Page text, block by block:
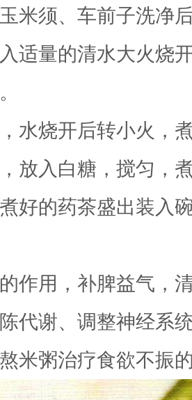
米须、车前子洗净
适量的清水大火烧
水烧开后转小火，
放入白糖，搅匀，
好的药茶盛出装入
作用，补脾益气，
代谢、调整神经系
米粥治疗食欲不振